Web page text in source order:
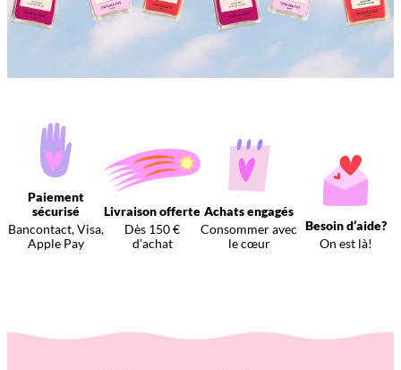
Paiement
sécurisé
Bancontact, Visa,
Apple Pay
Livraison offerte
Dès 150 €
d’achat
Achats engagés
Consommer avec
le cœur
Besoin d’aide?
On est là!